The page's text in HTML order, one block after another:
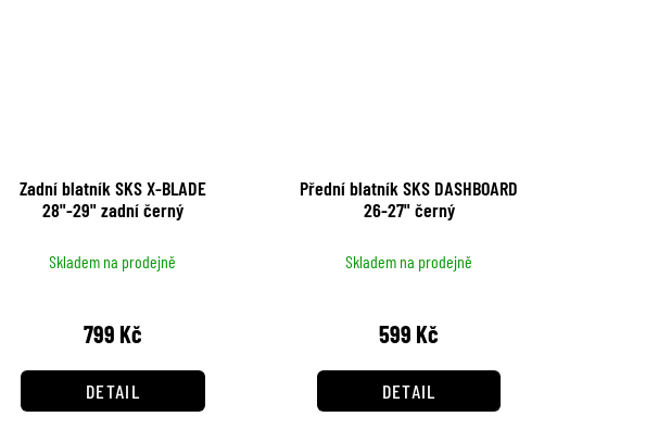
Zadní blatník SKS X-BLADE
28"-29" zadní černý
Skladem na prodejně
799 Kč
DETAIL
Přední blatník SKS DASHBOARD
26-27" černý
Skladem na prodejně
599 Kč
DETAIL